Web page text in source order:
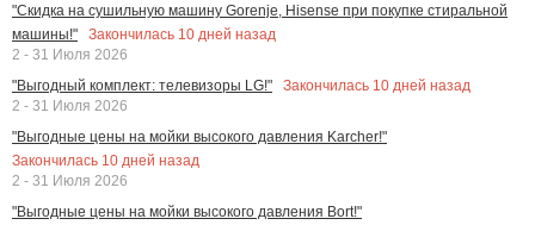
"Скидка на сушильную машину Gorenje, Hisense при покупке стиральной
машины!"
Закончилась 10 дней назад
2 - 31 Июля 2026
"Выгодный комплект: телевизоры LG!"
Закончилась 10 дней назад
2 - 31 Июля 2026
"Выгодные цены на мойки высокого давления Karcher!"
Закончилась 10 дней назад
2 - 31 Июля 2026
"Выгодные цены на мойки высокого давления Bort!"